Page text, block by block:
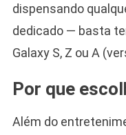
dispensando
dedicado — basta
Galaxy S, Z ou A
Por que
Além do